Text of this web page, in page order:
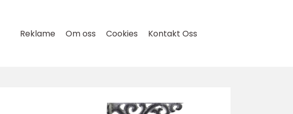
Reklame Om oss Cookies Kontakt Oss